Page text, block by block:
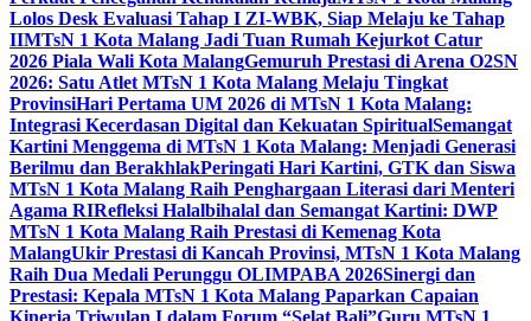
Lolos Desk Evaluasi Tahap I ZI-WBK, Siap Melaju ke Tahap
IIMTsN 1 Kota Malang Jadi Tuan Rumah Kejurkot Catur
2026 Piala Wali Kota MalangGemuruh Prestasi di Arena O2SN
2026: Satu Atlet MTsN 1 Kota Malang Melaju Tingkat
ProvinsiHari Pertama UM 2026 di MTsN 1 Kota Malang:
Integrasi Kecerdasan Digital dan Kekuatan SpiritualSemangat
Kartini Menggema di MTsN 1 Kota Malang: Menjadi Generasi
Berilmu dan BerakhlakPeringati Hari Kartini, GTK dan Siswa
MTsN 1 Kota Malang Raih Penghargaan Literasi dari Menteri
Agama RIRefleksi Halalbihalal dan Semangat Kartini: DWP
MTsN 1 Kota Malang Raih Prestasi di Kemenag Kota
MalangUkir Prestasi di Kancah Provinsi, MTsN 1 Kota Malang
Raih Dua Medali Perunggu OLIMPABA 2026Sinergi dan
Prestasi: Kepala MTsN 1 Kota Malang Paparkan Capaian
Kinerja Triwulan I dalam Forum “Selat Bali”Guru MTsN 1